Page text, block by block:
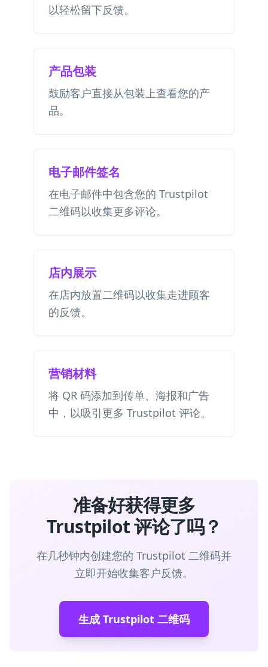
以轻松留下反馈。
产品包装
鼓励客户直接从包装上查看您的产
品。
电子邮件签名
在电子邮件中包含您的 Trustpilot
二维码以收集更多评论。
店内展示
在店内放置二维码以收集走进顾客
的反馈。
营销材料
将 QR 码添加到传单、海报和广告
中，以吸引更多 Trustpilot 评论。
准备好获得更多
Trustpilot 评论了吗？
在几秒钟内创建您的 Trustpilot 二维码并
立即开始收集客户反馈。
生成 Trustpilot 二维码